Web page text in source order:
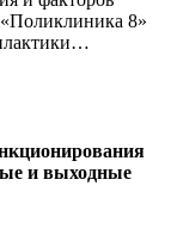
8»
и выходные